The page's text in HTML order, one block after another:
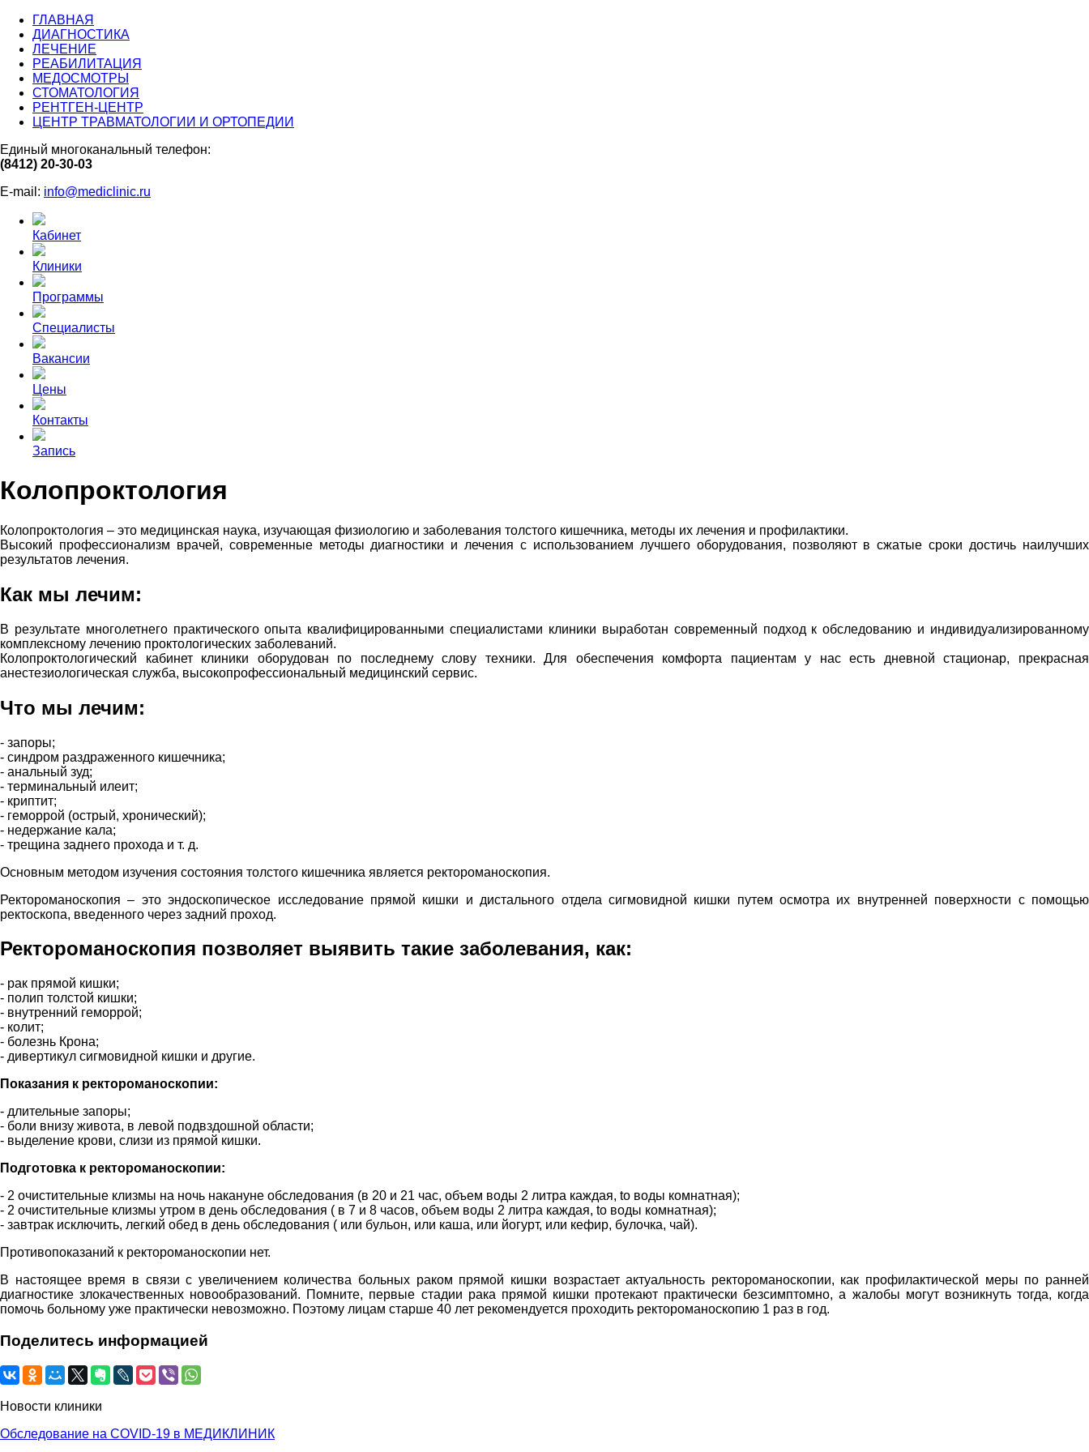
ГЛАВНАЯ
ДИАГНОСТИКА
ЛЕЧЕНИЕ
РЕАБИЛИТАЦИЯ
МЕДОСМОТРЫ
СТОМАТОЛОГИЯ
РЕНТГЕН-ЦЕНТР
ЦЕНТР ТРАВМАТОЛОГИИ И ОРТОПЕДИИ
Единый многоканальный телефон:
(8412) 20-30-03
E-mail: info@mediclinic.ru
Кабинет
Клиники
Программы
Специалисты
Вакансии
Цены
Контакты
Запись
Колопроктология
Колопроктология – это медицинская наука, изучающая физиологию и заболевания толстого кишечника, методы их лечения и профилактики.
Высокий профессионализм врачей, современные методы диагностики и лечения с использованием лучшего оборудования, позволяют в сжатые сроки достичь наилучших
результатов лечения.
Как мы лечим:
В результате многолетнего практического опыта квалифицированными специалистами клиники выработан современный подход к обследованию и индивидуализированному
комплексному лечению проктологических заболеваний.
Колопроктологический кабинет клиники оборудован по последнему слову техники. Для обеспечения комфорта пациентам у нас есть дневной стационар, прекрасная
анестезиологическая служба, высокопрофессиональный медицинский сервис.
Что мы лечим:
- запоры;
- синдром раздраженного кишечника;
- анальный зуд;
- терминальный илеит;
- криптит;
- геморрой (острый, хронический);
- недержание кала;
- трещина заднего прохода и т. д.
Основным методом изучения состояния толстого кишечника является ректороманоскопия.
Ректороманоскопия – это эндоскопическое исследование прямой кишки и дистального отдела сигмовидной кишки путем осмотра их внутренней поверхности с помощью
ректоскопа, введенного через задний проход.
Ректороманоскопия позволяет выявить такие заболевания, как:
- рак прямой кишки;
- полип толстой кишки;
- внутренний геморрой;
- колит;
- болезнь Крона;
- дивертикул сигмовидной кишки и другие.
Показания к ректороманоскопии:
- длительные запоры;
- боли внизу живота, в левой подвздошной области;
- выделение крови, слизи из прямой кишки.
Подготовка к ректороманоскопии:
- 2 очистительные клизмы на ночь накануне обследования (в 20 и 21 час, объем воды 2 литра каждая, tо воды комнатная);
- 2 очистительные клизмы утром в день обследования ( в 7 и 8 часов, объем воды 2 литра каждая, tо воды комнатная);
- завтрак исключить, легкий обед в день обследования ( или бульон, или каша, или йогурт, или кефир, булочка, чай).
Противопоказаний к ректороманоскопии нет.
В настоящее время в связи с увеличением количества больных раком прямой кишки возрастает актуальность ректороманоскопии, как профилактической меры по ранней
диагностике злокачественных новообразований. Помните, первые стадии рака прямой кишки протекают практически безсимптомно, а жалобы могут возникнуть тогда, когда
помочь больному уже практически невозможно. Поэтому лицам старше 40 лет рекомендуется проходить ректороманоскопию 1 раз в год.
Поделитесь информацией
Новости клиники
Обследование на COVID-19 в МЕДИКЛИНИК